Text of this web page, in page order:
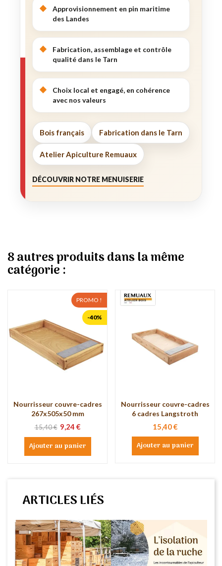
Approvisionnement en pin maritime
des Landes
Fabrication, assemblage et contrôle
qualité dans le Tarn
Choix local et engagé, en cohérence
avec nos valeurs
Bois français Fabrication dans le Tarn
Atelier Apiculture Remuaux
DÉCOUVRIR NOTRE MENUISERIE
8 autres produits dans la même
catégorie :
PROMO !
-40%
Nourrisseur couvre-cadres
267x505x50 mm
15,40 € 9,24 €
Ajouter au panier
Nourrisseur couvre-cadres
6 cadres Langstroth
15,40 €
Ajouter au panier
ARTICLES LIÉS